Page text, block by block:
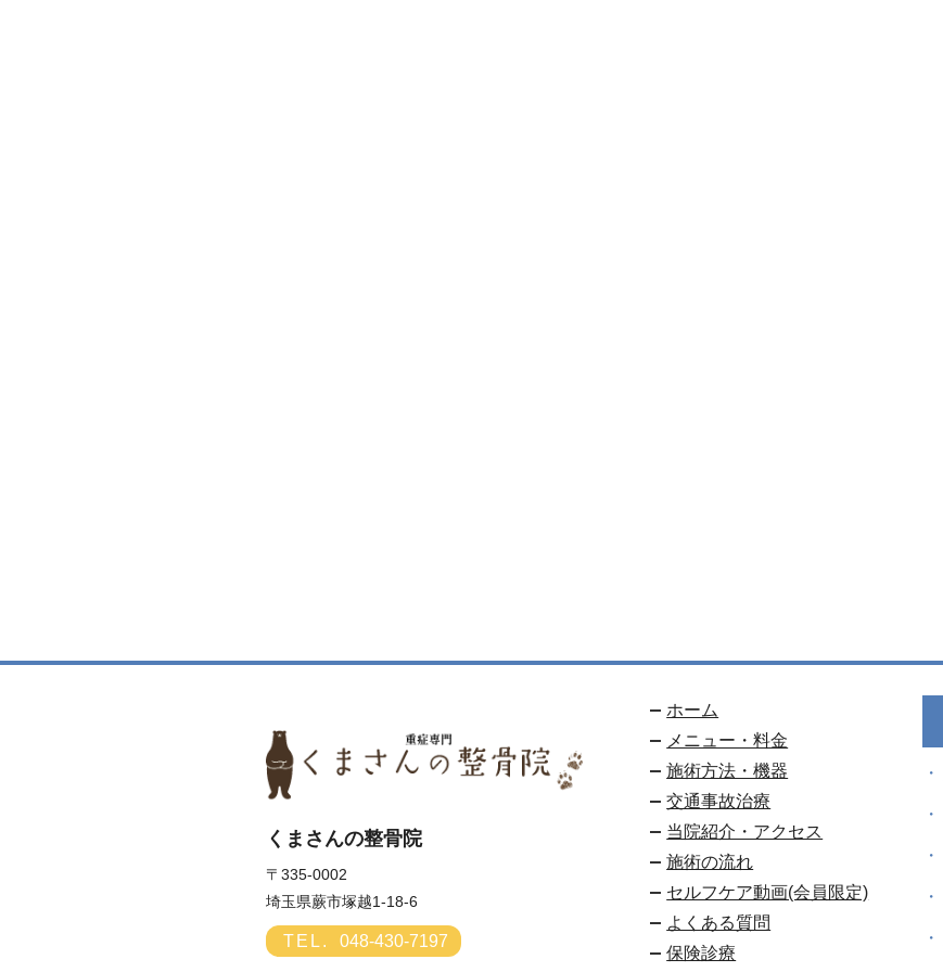
くまさんの整骨院
〒335-0002
埼玉県蕨市塚越1-18-6
TEL. 048-430-7197
ホーム
メニュー・料金
施術方法・機器
交通事故治療
当院紹介・アクセス
施術の流れ
セルフケア動画(会員限定)
よくある質問
保険診療